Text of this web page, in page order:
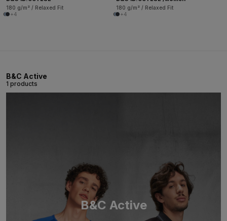
180 g/m² / Relaxed Fit
+4
180 g/m² / Relaxed Fit
+4
B&C Active
1 products
B&C Active